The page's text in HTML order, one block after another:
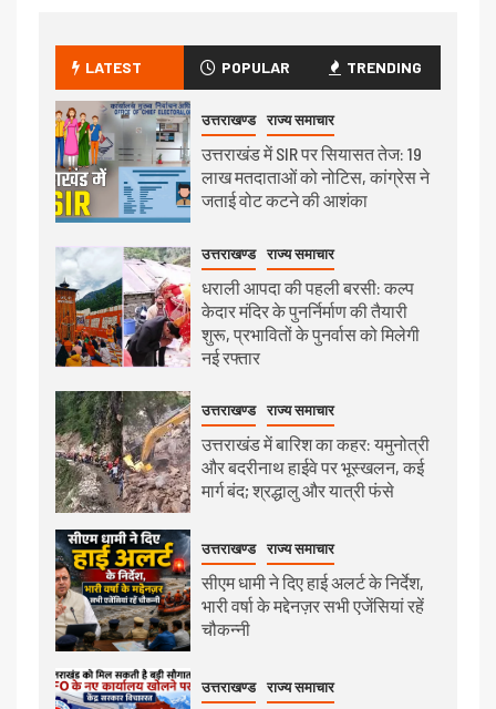
LATEST POPULAR TRENDING
उत्तराखण्ड राज्य समाचार
उत्तराखंड में SIR पर सियासत तेज: 19
लाख मतदाताओं को नोटिस, कांग्रेस ने
जताई वोट कटने की आशंका
उत्तराखण्ड राज्य समाचार
धराली आपदा की पहली बरसी: कल्प
केदार मंदिर के पुनर्निर्माण की तैयारी
शुरू, प्रभावितों के पुनर्वास को मिलेगी
नई रफ्तार
उत्तराखण्ड राज्य समाचार
उत्तराखंड में बारिश का कहर: यमुनोत्री
और बदरीनाथ हाईवे पर भूस्खलन, कई
मार्ग बंद; श्रद्धालु और यात्री फंसे
उत्तराखण्ड राज्य समाचार
सीएम धामी ने दिए हाई अलर्ट के निर्देश,
भारी वर्षा के मद्देनज़र सभी एजेंसियां रहें
चौकन्नी
उत्तराखण्ड राज्य समाचार